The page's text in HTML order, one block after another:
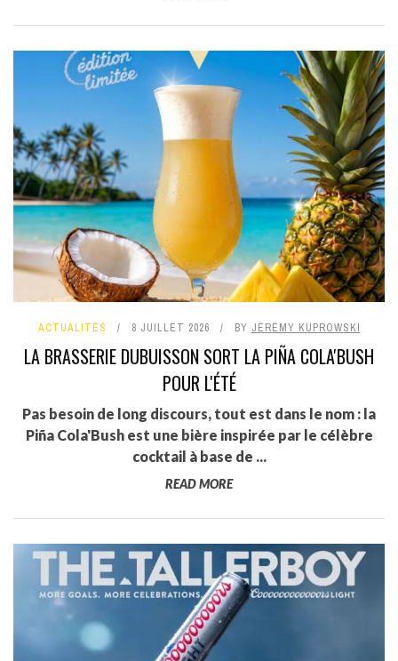
ACTUALITÉS 8 JUILLET 2026 BY JÉRÉMY KUPROWSKI
LA BRASSERIE DUBUISSON SORT LA PIÑA COLA'BUSH
POUR L'ÉTÉ
Pas besoin de long discours, tout est dans le nom : la
Piña Cola'Bush est une bière inspirée par le célèbre
cocktail à base de ...
READ MORE